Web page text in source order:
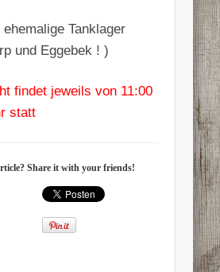
Tanklager
und Eggebek ! )
findet jeweils von 11:00
statt
Share it with your friends!